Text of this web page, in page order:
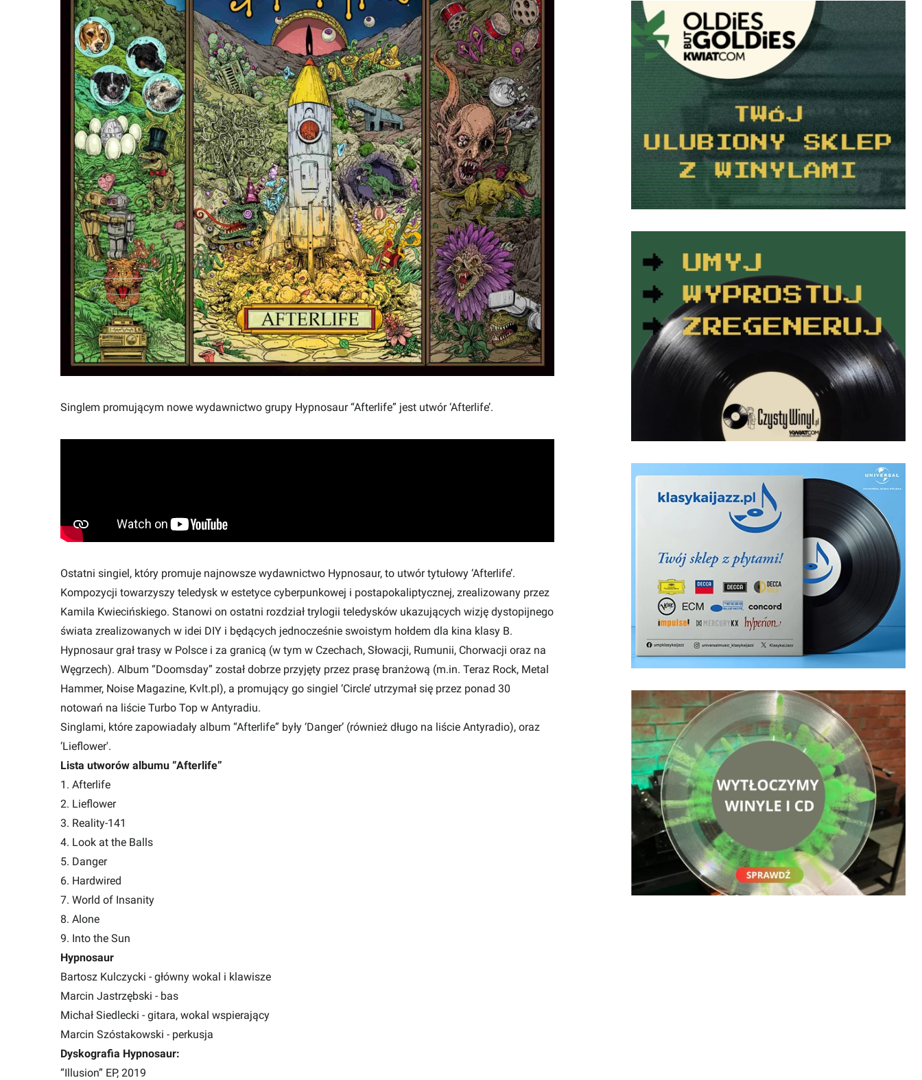
Singlem promującym nowe wydawnictwo grupy Hypnosaur “Afterlife” jest utwór ‘Afterlife’.
Ostatni singiel, który promuje najnowsze wydawnictwo Hypnosaur, to utwór tytułowy ‘Afterlife’.
Kompozycji towarzyszy teledysk w estetyce cyberpunkowej i postapokaliptycznej, zrealizowany przez
Kamila Kwiecińskiego. Stanowi on ostatni rozdział trylogii teledysków ukazujących wizję dystopijnego
świata zrealizowanych w idei DIY i będących jednocześnie swoistym hołdem dla kina klasy B.
Hypnosaur grał trasy w Polsce i za granicą (w tym w Czechach, Słowacji, Rumunii, Chorwacji oraz na
Węgrzech). Album “Doomsday” został dobrze przyjęty przez prasę branżową (m.in. Teraz Rock, Metal
Hammer, Noise Magazine, Kvlt.pl), a promujący go singiel ‘Circle’ utrzymał się przez ponad 30
notowań na liście Turbo Top w Antyradiu.
Singlami, które zapowiadały album “Afterlife” były ‘Danger’ (również długo na liście Antyradio), oraz
‘Lieflower'.
Lista utworów albumu “Afterlife”
1. Afterlife
2. Lieflower
3. Reality-141
4. Look at the Balls
5. Danger
6. Hardwired
7. World of Insanity
8. Alone
9. Into the Sun
Hypnosaur
Bartosz Kulczycki - główny wokal i klawisze
Marcin Jastrzębski - bas
Michał Siedlecki - gitara, wokal wspierający
Marcin Szóstakowski - perkusja
Dyskografia Hypnosaur:
“Illusion” EP, 2019